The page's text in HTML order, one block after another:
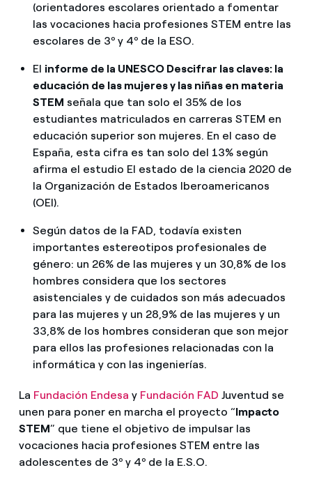
(orientadores escolares orientado a fomentar
las vocaciones hacia profesiones STEM entre las
escolares de 3º y 4º de la ESO.
El informe de la UNESCO Descifrar las claves: la
educación de las mujeres y las niñas en materia
STEM señala que tan solo el 35% de los
estudiantes matriculados en carreras STEM en
educación superior son mujeres. En el caso de
España, esta cifra es tan solo del 13% según
afirma el estudio El estado de la ciencia 2020 de
la Organización de Estados Iberoamericanos
(OEI).
Según datos de la FAD, todavía existen
importantes estereotipos profesionales de
género: un 26% de las mujeres y un 30,8% de los
hombres considera que los sectores
asistenciales y de cuidados son más adecuados
para las mujeres y un 28,9% de las mujeres y un
33,8% de los hombres consideran que son mejor
para ellos las profesiones relacionadas con la
informática y con las ingenierías.
La Fundación Endesa y Fundación FAD Juventud se
unen para poner en marcha el proyecto “Impacto
STEM” que tiene el objetivo de impulsar las
vocaciones hacia profesiones STEM entre las
adolescentes de 3º y 4º de la E.S.O.